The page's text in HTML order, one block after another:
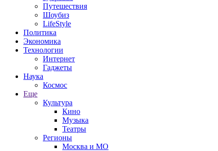
Путешествия
Шоубиз
LifeStyle
Политика
Экономика
Технологии
Интернет
Гаджеты
Наука
Космос
Еще
Культура
Кино
Музыка
Театры
Регионы
Москва и МО